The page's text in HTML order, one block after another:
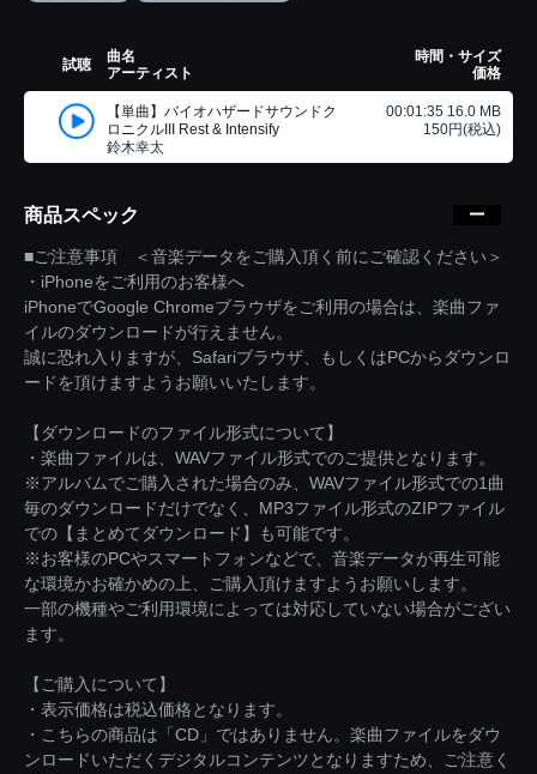
試聴
曲名
アーティスト
時間・サイズ
価格
【単曲】バイオハザードサウンドク
ロニクルIII Rest & Intensify
鈴木幸太
00:01:35 16.0 MB
150円(税込)
商品スペック
■ご注意事項 ＜音楽データをご購入頂く前にご確認ください＞
・iPhoneをご利用のお客様へ
iPhoneでGoogle Chromeブラウザをご利用の場合は、楽曲ファ
イルのダウンロードが行えません。
誠に恐れ入りますが、Safariブラウザ、もしくはPCからダウンロ
ードを頂けますようお願いいたします。
【ダウンロードのファイル形式について】
・楽曲ファイルは、WAVファイル形式でのご提供となります。
※アルバムでご購入された場合のみ、WAVファイル形式での1曲
毎のダウンロードだけでなく、MP3ファイル形式のZIPファイル
での【まとめてダウンロード】も可能です。
※お客様のPCやスマートフォンなどで、音楽データが再生可能
な環境かお確かめの上、ご購入頂けますようお願いします。
一部の機種やご利用環境によっては対応していない場合がござい
ます。
【ご購入について】
・表示価格は税込価格となります。
・こちらの商品は「CD」ではありません。楽曲ファイルをダウ
ンロードいただくデジタルコンテンツとなりますため、ご注意く